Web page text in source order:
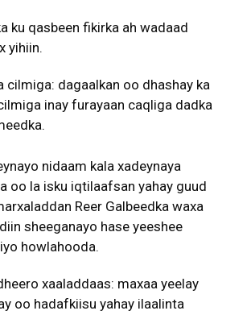
ku qasbeen fikirka ah wadaad
yihiin.
cilmiga: dagaalkan oo dhashay ka
inay furayaan caqliga dadka
nidaam kala xadeynaya
oo la isku iqtilaafsan yahay guud
Reer Galbeedka waxa
sheeganayo hase yeeshee
howlahooda.
xaaladdaas: maxaa yeelay
oo hadafkiisu yahay ilaalinta